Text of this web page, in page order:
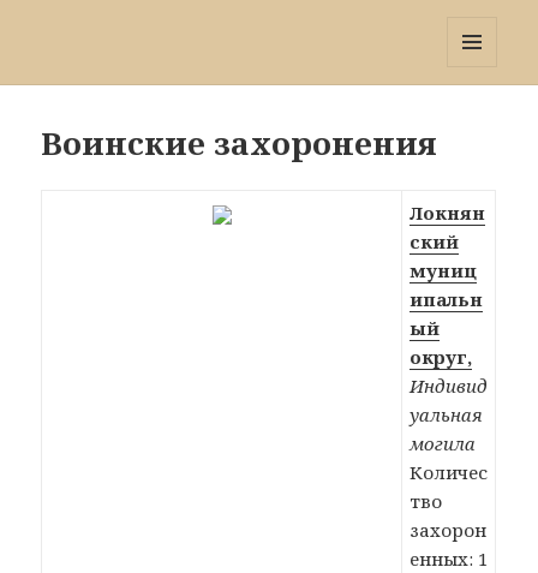
Воинские захоронения
Локнян
ский
муниц
ипальн
ый
округ,
Индивид
уальная
могила
Количес
тво
захорон
енных: 1